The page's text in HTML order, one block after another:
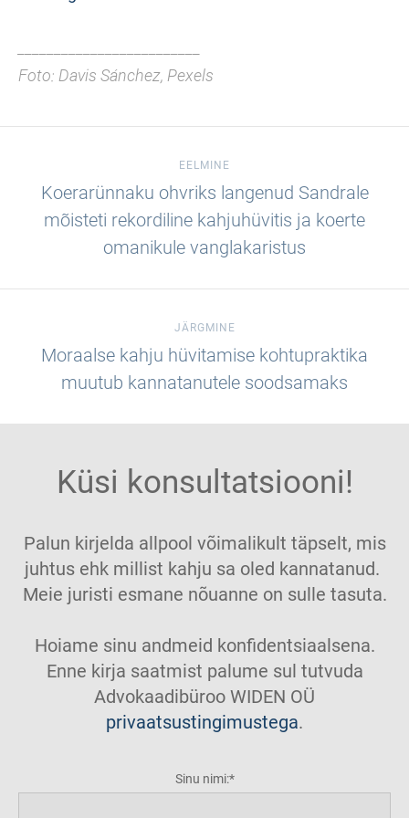
Foto: Davis Sánchez, Pexels
EELMINE
Koerarünnaku ohvriks langenud Sandrale
mõisteti rekordiline kahjuhüvitis ja koerte
omanikule vanglakaristus
JÄRGMINE
Moraalse kahju hüvitamise kohtupraktika
muutub kannatanutele soodsamaks
Küsi konsultatsiooni!
Palun kirjelda allpool võimalikult täpselt, mis
juhtus ehk millist kahju sa oled kannatanud.
Meie juristi esmane nõuanne on sulle tasuta.
Hoiame sinu andmeid konfidentsiaalsena.
Enne kirja saatmist palume sul tutvuda
Advokaadibüroo WIDEN OÜ
privaatsustingimustega.
Sinu nimi: